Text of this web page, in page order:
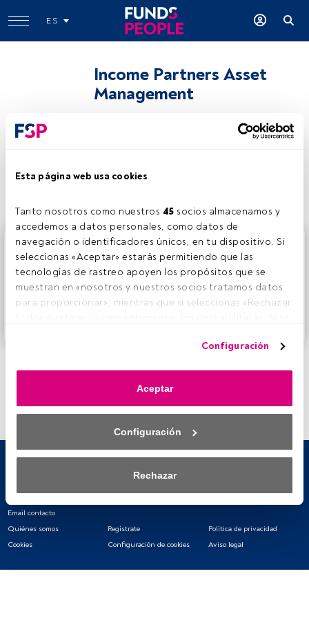
Esta página web usa cookies
Tanto nosotros como nuestros 45 socios almacenamos y
accedemos a datos personales, como datos de
navegación o identificadores únicos, en tu dispositivo. Si
seleccionas «Aceptar» estarás permitiendo que las
tecnologías de rastreo apoyen los propósitos que se
muestran en «nosotros y nuestros socios tratamos datos
para proporcionar», mientras que si seleccionas «Rechazar
anuncios que ves podrían dejar de ser relevantes para ti.
momento haciendo clic en el enlace «Preferencias de
privacidad» que aparece en la parte inferior de la página
la izquierda de la página web). Tus opciones tendrán
saber más, consulta nuestra política de privacidad.
datos para proporcionar:
activamente las características del dispositivo para su
identificación. Almacenar la información en un dispositivo
Configuración
Aceptar
Configuración
Rechazar
ES
Income Partners Asset
Management
Este es un artículo exclusivo para los usuarios registrados
de FundsPeople. Si ya estás registrado, accede desde el
botón Login. Si aún no tienes cuenta, te invitamos a
registrarte y disfrutar de todo el universo que ofrece
FundsPeople.
Email contacto
Quiénes somos
Regístrate
Política de privacidad
Cookies
Configuración de cookies Aviso legal